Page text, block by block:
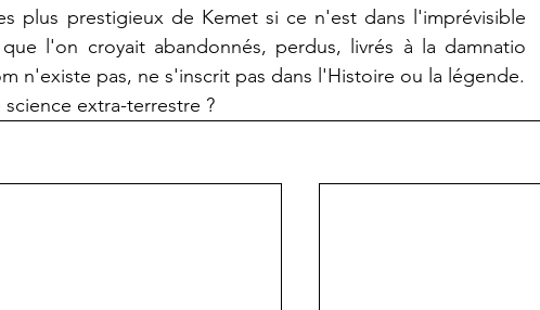
plus prestigieux de Kemet si ce n'est dans l'imprévisible
l'on croyait abandonnés, perdus, livrés à la damnatio
n'existe pas, ne s'inscrit pas dans l'Histoire ou la légende.
extra-terrestre ?